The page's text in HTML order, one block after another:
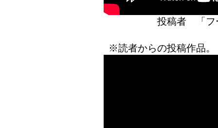
投稿者 「
※読者からの投稿作品